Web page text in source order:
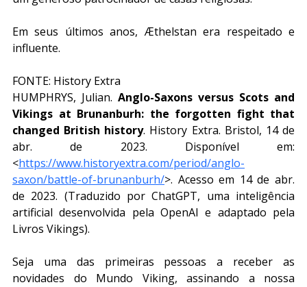
Em seus últimos anos, Æthelstan era respeitado e
influente.
FONTE: History Extra
HUMPHRYS, Julian. Anglo-Saxons versus Scots and
Vikings at Brunanburh: the forgotten fight that
changed British history. History Extra. Bristol, 14 de
abr. de 2023. Disponível em:
<https://www.historyextra.com/period/anglo-
saxon/battle-of-brunanburh/>. Acesso em 14 de abr.
de 2023. (Traduzido por ChatGPT, uma inteligência
artificial desenvolvida pela OpenAI e adaptado pela
Livros Vikings).
Seja uma das primeiras pessoas a receber as
novidades do Mundo Viking, assinando a nossa